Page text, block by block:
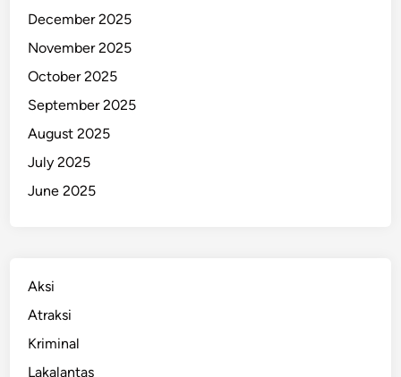
December 2025
November 2025
October 2025
September 2025
August 2025
July 2025
June 2025
Aksi
Atraksi
Kriminal
Lakalantas